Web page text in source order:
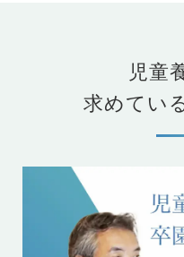
児童
求めてい